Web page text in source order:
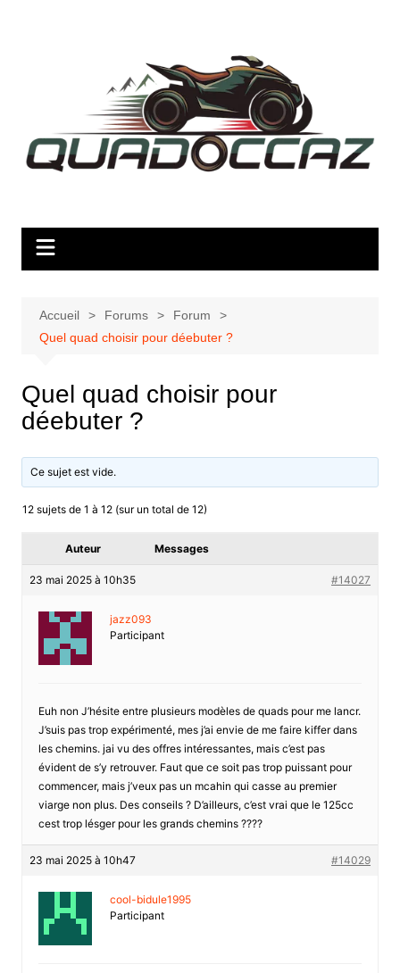
Accueil Forums
Forum
Quel quad choisir pour déebuter ?
Quel quad choisir pour
déebuter ?
Ce sujet est vide.
12 sujets de 1 à 12 (sur un total de 12)
Auteur Messages
23 mai 2025 à 10h35 #14027
jazz093
Participant
Euh non J’hésite entre plusieurs modèles de quads pour me lancr.
J’suis pas trop expérimenté, mes j’ai envie de me faire kiffer dans
les chemins. jai vu des offres intéressantes, mais c’est pas
évident de s’y retrouver. Faut que ce soit pas trop puissant pour
commencer, mais j’veux pas un mcahin qui casse au premier
viarge non plus. Des conseils ? D’ailleurs, c’est vrai que le 125cc
cest trop lésger pour les grands chemins ????
23 mai 2025 à 10h47 #14029
cool-bidule1995
Participant